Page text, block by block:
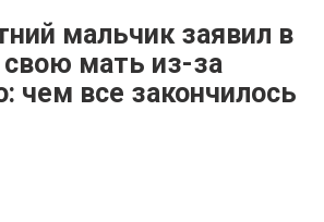
мальчик заявил в
мать из-за
чем все закончилось